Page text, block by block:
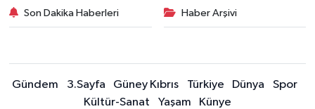
Son Dakika Haberleri Haber Arşivi
Gündem 3.Sayfa Güney Kıbrıs Türkiye Dünya
Spor
Kültür-Sanat
Yaşam Künye